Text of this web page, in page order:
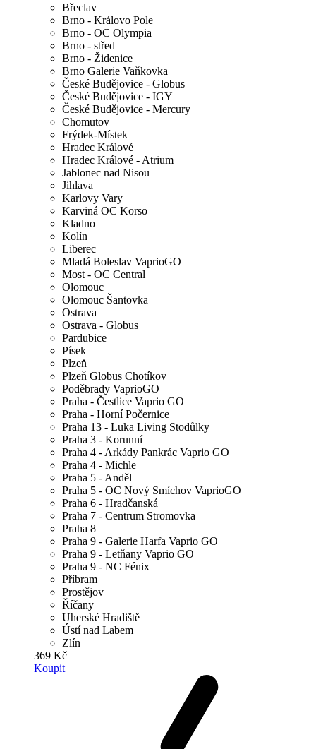
Břeclav
Brno - Královo Pole
Brno - OC Olympia
Brno - střed
Brno - Židenice
Brno Galerie Vaňkovka
České Budějovice - Globus
České Budějovice - IGY
České Budějovice - Mercury
Chomutov
Frýdek-Místek
Hradec Králové
Hradec Králové - Atrium
Jablonec nad Nisou
Jihlava
Karlovy Vary
Karviná OC Korso
Kladno
Kolín
Liberec
Mladá Boleslav VaprioGO
Most - OC Central
Olomouc
Olomouc Šantovka
Ostrava
Ostrava - Globus
Pardubice
Písek
Plzeň
Plzeň Globus Chotíkov
Poděbrady VaprioGO
Praha - Čestlice Vaprio GO
Praha - Horní Počernice
Praha 13 - Luka Living Stodůlky
Praha 3 - Korunní
Praha 4 - Arkády Pankrác Vaprio GO
Praha 4 - Michle
Praha 5 - Anděl
Praha 5 - OC Nový Smíchov VaprioGO
Praha 6 - Hradčanská
Praha 7 - Centrum Stromovka
Praha 8
Praha 9 - Galerie Harfa Vaprio GO
Praha 9 - Letňany Vaprio GO
Praha 9 - NC Fénix
Příbram
Prostějov
Říčany
Uherské Hradiště
Ústí nad Labem
Zlín
369 Kč
Koupit